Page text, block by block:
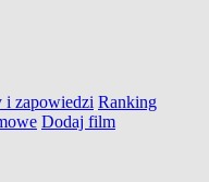
i zapowiedzi Ranking
Dodaj film